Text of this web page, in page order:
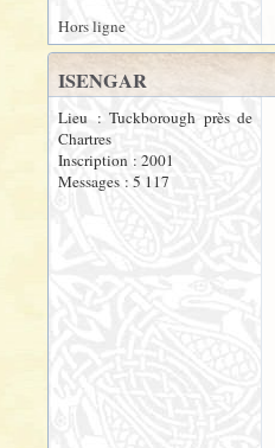
Hors ligne
ISENGAR
Lieu : Tuckborough près de
Chartres
Inscription : 2001
Messages : 5 117